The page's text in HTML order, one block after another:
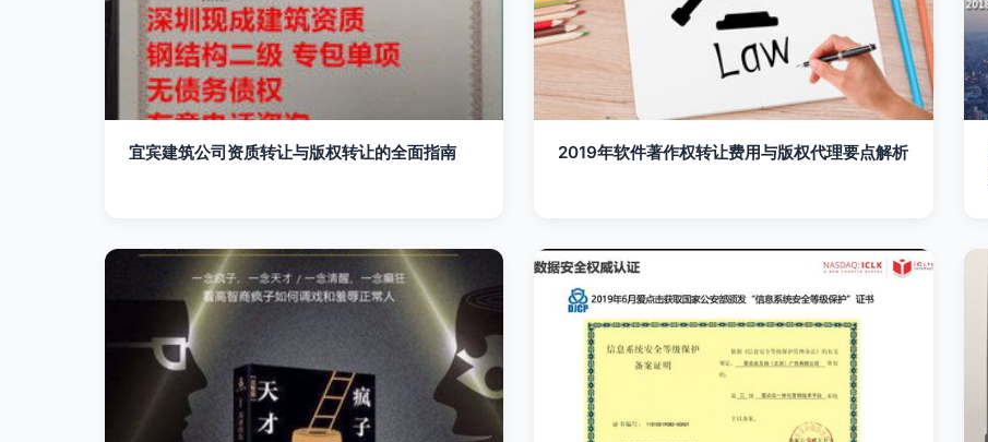
宜宾建筑公司资质转让与版权转让的全面指南 2019年软件著作权转让费用与版权代理要点解析